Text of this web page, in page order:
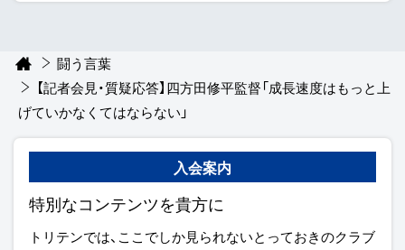
闘う言葉
【記者会見・質疑応答】四方田修平監督「成長速度はもっと上
げていかなくてはならない」
入会案内
特別なコンテンツを貴方に
トリテンでは、ここでしか見られないとっておきのクラブ